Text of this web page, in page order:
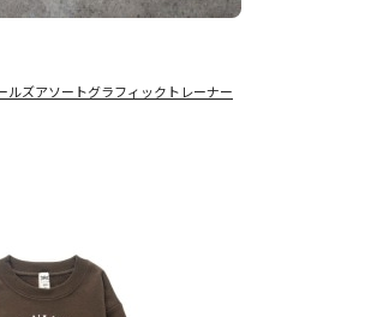
ルズアソートグラフィックトレーナー